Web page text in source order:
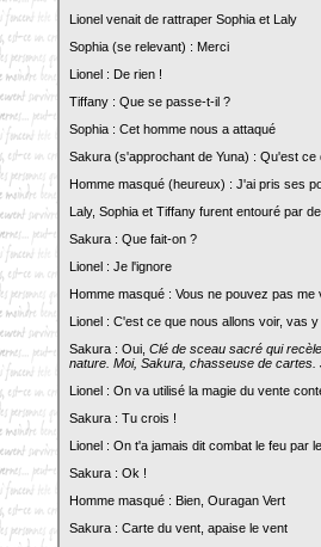
Lionel venait de rattraper Sophia et Laly
Sophia (se relevant) : Merci
Lionel : De rien !
Tiffany : Que se passe-t-il ?
Sophia : Cet homme nous a attaqué
Sakura (s'approchant de Yuna) : Qu'est ce
Homme masqué (heureux) : J'ai pris ses
Laly, Sophia et Tiffany furent entouré par
Sakura : Que fait-on ?
Lionel : Je l'ignore
Homme masqué : Vous ne pouvez pas me
Lionel : C'est ce que nous allons voir, vas
Sakura : Oui, Clé de sceau sacré qui
nature. Moi, Sakura, chasseuse de
Lionel : On va utilisé la magie du vente
Sakura : Tu crois !
Lionel : On t'a jamais dit combat le feu par
Sakura : Ok !
Homme masqué : Bien, Ouragan Vert
Sakura : Carte du vent, apaise le vent